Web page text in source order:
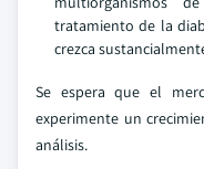
tratamiento de la
crezca
Se espera que el
experimente un
análisis.